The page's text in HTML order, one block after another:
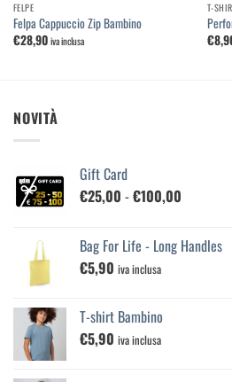
FELPE
Felpa Cappuccio Zip Bambino
€28,90 iva inclusa
T-
€
NOVITÀ
Gift Card
€25,00 -€100,00
da
Bag For Life - Long Handles
€5,90 iva inclusa
T-shirt Bambino
€5,90 iva inclusa